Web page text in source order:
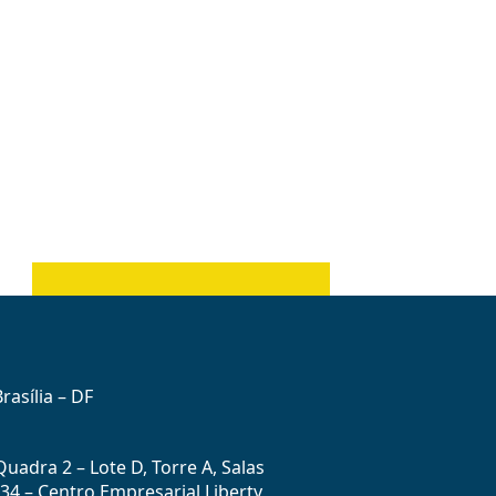
– DF
2 – Lote D, Torre A, Salas
– Centro Empresarial Liberty